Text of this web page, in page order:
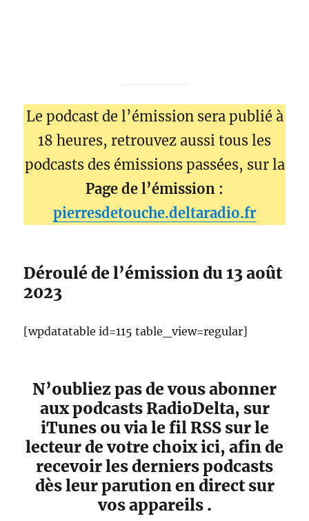
Le podcast de l’émission sera publié à
18 heures, retrouvez aussi tous les
podcasts des émissions passées, sur la
Page de l’émission :
pierresdetouche.deltaradio.fr
Déroulé de l’émission du 13 août
2023
[wpdatatable id=115 table_view=regular]
N’oubliez pas de vous abonner
aux podcasts RadioDelta, sur
iTunes ou via le fil RSS sur le
lecteur de votre choix ici, afin de
recevoir les derniers podcasts
dès leur parution en direct sur
vos appareils .